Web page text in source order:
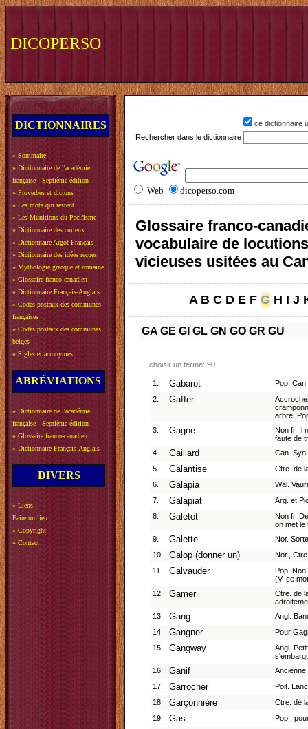
DICOPERSO
DICTIONNAIRES
» Sommaire
» Dictionnaire de l'académie
française - Septième édition
» Proverbes et dictons
» Les mots qui restent
» Les Munitions du Pacifisme
» Dictionnaire des curieux
» Dictionnaire Argot-Français
» Dictionnaire des idées reçues
» Mythologie grecque et romaine
» Glossaire franco-canadien
» Dictionnaire Français-Anglais
» Codes postaux des communes
françaises
» Codes postaux des communes
belges
» Sigles et acronymes
ABRÉVIATIONS
» Dictionnaire de l'académie
française - Septième édition
» Glossaire franco-canadien
» Dictionnaire Français-Anglais
DIVERS
» Liens
Faire un lien
» Copyright
» Contact
ce dictionnaire
Rechercher dans le dictionnaire
Web dicoperso.com
Glossaire franco-
vocabulaire de locutions
vicieuses usitées au
A B C D E F G H I J
GA GE GI GL GN GO GR GU
choisir un terme: 90
1. Gabarot
Pop.
2.
Gaffer
arbre.
3.
Gagne
Non fr. Il
faute de
4.
Gaillard
Can.
5.
Galantise
Ctre. de
6.
Galapia
Wal.
7.
Galapiat
Arg. et
8.
Galetot
Non fr.
on met le
9.
Galette
Nor.
10.
Galop (donner un)
Nor.,
11.
Galvauder
Pop. Non
(V. ce
12.
Gamer
Ctre. de
13.
Gang
Angl.
14.
Gangner
Pour
15.
Gangway
Angl.
16.
Ganif
Ancienne
17.
Garrocher
Poit.
18.
Garçonnière
Ctre. de
19.
Gas
Pop.,